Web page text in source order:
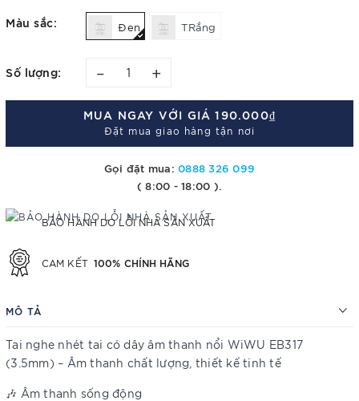
Màu sắc: Đen TRắng
Số lượng: – +
MUA NGAY VỚI GIÁ190.000₫
Đặt mua giao hàng tận nơi
Gọi đặt mua:0888 326 099
( 8:00 - 18:00 ).
BẢO HÀNH DO LỖI NHÀ SẢN XUẤT
CAM KẾT 100% CHÍNH HÃNG
MÔ TẢ
Tai nghe nhét tai có dây âm thanh nổi WiWU EB317
(3.5mm) – Âm thanh chất lượng, thiết kế tinh tế
🎶 Âm thanh sống động